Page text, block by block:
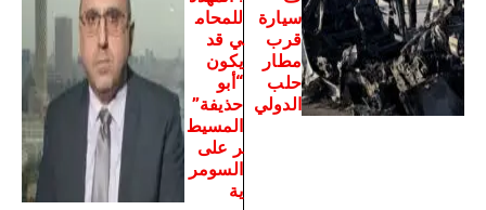
سيارة
قرب
مطار
حلب
الدولي
للمحام
ي قد
يكون
“أبو
حذيفة”
المسيط
ر على
السومر
ية